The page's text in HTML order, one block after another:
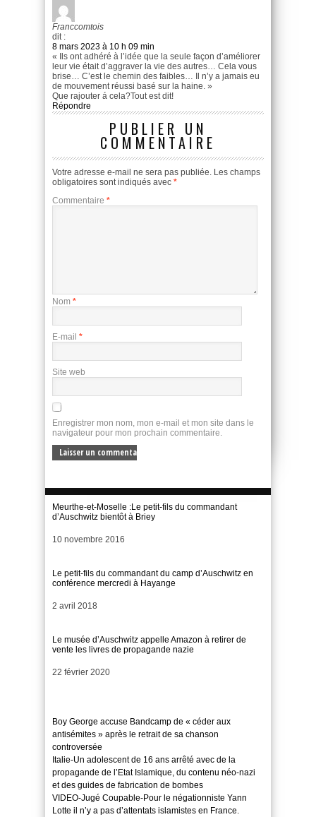
Franccomtois
dit :
8 mars 2023 à 10 h 09 min
« Ils ont adhéré à l’idée que la seule façon d’améliorer
leur vie était d’aggraver la vie des autres… Cela vous
brise… C’est le chemin des faibles… Il n’y a jamais eu
de mouvement réussi basé sur la haine. »
Que rajouter á cela?Tout est dit!
Répondre
PUBLIER UN
COMMENTAIRE
Votre adresse e-mail ne sera pas publiée. Les champs
obligatoires sont indiqués avec *
Commentaire *
Nom *
E-mail *
Site web
Enregistrer mon nom, mon e-mail et mon site dans le
navigateur pour mon prochain commentaire.
Meurthe-et-Moselle :Le petit-fils du commandant
d’Auschwitz bientôt à Briey
Date
10 novembre 2016
Le petit-fils du commandant du camp d’Auschwitz en
conférence mercredi à Hayange
Date
2 avril 2018
Le musée d’Auschwitz appelle Amazon à retirer de
vente les livres de propagande nazie
Date
22 février 2020
Boy George accuse Bandcamp de « céder aux
antisémites » après le retrait de sa chanson
controversée
Italie-Un adolescent de 16 ans arrêté avec de la
propagande de l’Etat Islamique, du contenu néo-nazi
et des guides de fabrication de bombes
VIDEO-Jugé Coupable-Pour le négationniste Yann
Lotte il n’y a pas d’attentats islamistes en France.